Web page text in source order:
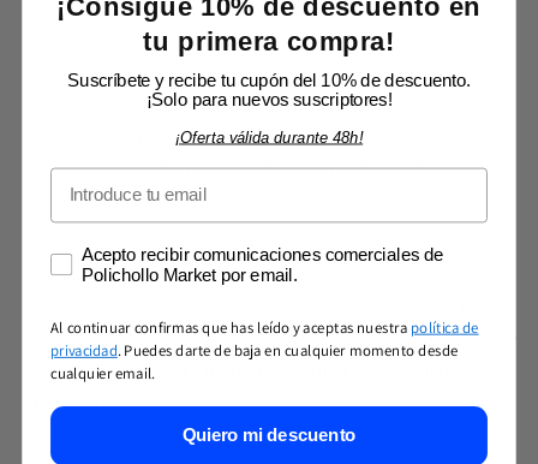
neutro. Esta característica lo hace adecuado para suelos y
superficies que requieren un cuidado especial, manteniendo
su buen estado con el uso continuado.
Su fórmula limpia sin dejar sensación agresiva, aportando
una experiencia de uso cómoda y segura dentro de la rutina
de limpieza diaria.
Sensación de frescor y limpieza duradera
agradable sensación de frescor que refuerza la percepción de
limpieza. ElSanytol Limpiador Desinfectante Suelos y
Superficiesayuda a mantener los espacios con un aspecto
cuidado y una sensación de higiene prolongada.
¡Consigue 10% de descuento en
tu primera compra!
Suscríbete y recibe tu cupón del 10% de descuento.
¡Solo para nuevos suscriptores!
¡Oferta válida durante 48h!
Email
Consentimiento marketing
Acepto recibir comunicaciones comerciales de
Polichollo Market por email.
Al continuar confirmas que has leído y aceptas nuestra política de
privacidad. Puedes darte de baja en cualquier momento desde
cualquier email.
Quiero mi descuento